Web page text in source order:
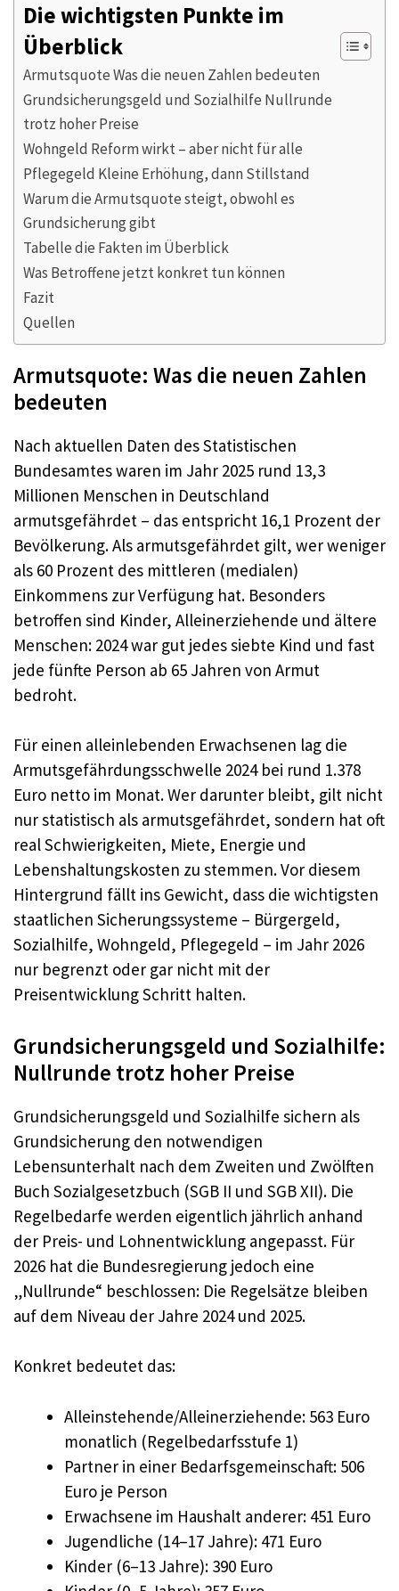
Die wichtigsten Punkte im
Überblick
Armutsquote Was die neuen Zahlen bedeuten
Grundsicherungsgeld und Sozialhilfe Nullrunde
trotz hoher Preise
Wohngeld Reform wirkt – aber nicht für alle
Pflegegeld Kleine Erhöhung, dann Stillstand
Warum die Armutsquote steigt, obwohl es
Grundsicherung gibt
Tabelle die Fakten im Überblick
Was Betroffene jetzt konkret tun können
Fazit
Quellen
Armutsquote: Was die neuen Zahlen
bedeuten
Nach aktuellen Daten des Statistischen
Bundesamtes waren im Jahr 2025 rund 13,3
Millionen Menschen in Deutschland
armutsgefährdet – das entspricht 16,1 Prozent der
Bevölkerung. Als armutsgefährdet gilt, wer weniger
als 60 Prozent des mittleren (medialen)
Einkommens zur Verfügung hat. Besonders
betroffen sind Kinder, Alleinerziehende und ältere
Menschen: 2024 war gut jedes siebte Kind und fast
jede fünfte Person ab 65 Jahren von Armut
bedroht.
Für einen alleinlebenden Erwachsenen lag die
Armutsgefährdungsschwelle 2024 bei rund 1.378
Euro netto im Monat. Wer darunter bleibt, gilt nicht
nur statistisch als armutsgefährdet, sondern hat oft
real Schwierigkeiten, Miete, Energie und
Lebenshaltungskosten zu stemmen. Vor diesem
Hintergrund fällt ins Gewicht, dass die wichtigsten
staatlichen Sicherungssysteme – Bürgergeld,
Sozialhilfe, Wohngeld, Pflegegeld – im Jahr 2026
nur begrenzt oder gar nicht mit der
Preisentwicklung Schritt halten.
Grundsicherungsgeld und Sozialhilfe:
Nullrunde trotz hoher Preise
Grundsicherungsgeld und Sozialhilfe sichern als
Grundsicherung den notwendigen
Lebensunterhalt nach dem Zweiten und Zwölften
Buch Sozialgesetzbuch (SGB II und SGB XII). Die
Regelbedarfe werden eigentlich jährlich anhand
der Preis- und Lohnentwicklung angepasst. Für
2026 hat die Bundesregierung jedoch eine
„Nullrunde“ beschlossen: Die Regelsätze bleiben
auf dem Niveau der Jahre 2024 und 2025.
Konkret bedeutet das:
Alleinstehende/Alleinerziehende: 563 Euro
monatlich (Regelbedarfsstufe 1)
Partner in einer Bedarfsgemeinschaft: 506
Euro je Person
Erwachsene im Haushalt anderer: 451 Euro
Jugendliche (14–17 Jahre): 471 Euro
Kinder (6–13 Jahre): 390 Euro